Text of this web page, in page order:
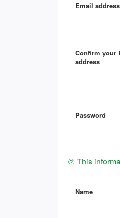
Email address
Confirm your
address
Password
② This
Name